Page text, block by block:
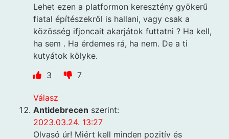
Lehet ezen a platformon keresztény gyökerű
fiatal építészekről is hallani, vagy csak a
közösség ifjoncait akarjátok futtatni ? Ha kell,
ha sem . Ha érdemes rá, ha nem. De a ti
kutyátok kölyke.
3
7
Válasz
Antidebrecen szerint:
2023.03.24. 13:27
Olvasó úr! Miért kell minden pozitív és